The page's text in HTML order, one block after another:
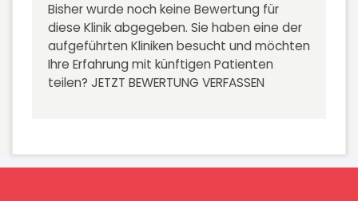
Bisher wurde noch keine Bewertung für
diese Klinik abgegeben. Sie haben eine der
aufgeführten Kliniken besucht und möchten
Ihre Erfahrung mit künftigen Patienten
teilen? JETZT BEWERTUNG VERFASSEN